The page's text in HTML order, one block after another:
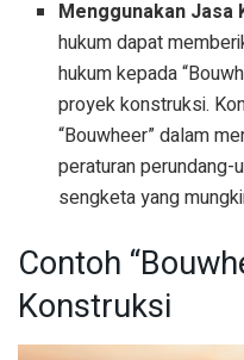
Menggunakan Jasa
hukum dapat
hukum kepada
proyek konstruksi.
“Bouwheer” dalam
peraturan perundang-
sengketa yang
Contoh
Konstruksi